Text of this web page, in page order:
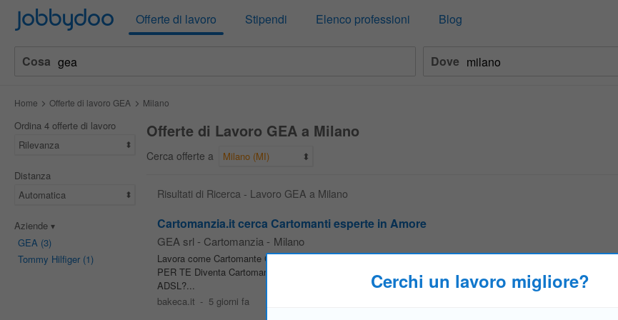
Jobbydoo Offerte di lavoro Stipendi Elenco professioni Blog
Cosa Dove
Home Offerte di lavoro GEA Milano
Ordina 4 offerte di lavoro
Rilevanza
Distanza
Automatica
Aziende
GEA(3)
Tommy Hilfiger(1)
Offerte di Lavoro GEA a Milano
Cerca offerte a Milano (MI)
Risultati di Ricerca - Lavoro GEA a Milano
Cartomanzia.it cerca Cartomanti esperte in Amore
GEA srl - Cartomanzia - Milano
Lavora come Cartomante Cartomanzia.it cerca Cartomanti esperte in Amore Vuoi lavorare da casa? ABBIAMO
PER TE Diventa Cartomante di Cartomanzia.it e Guadagna! Hai esperienza nel settore della Cartomanzia? Hai
ADSL?...
bakeca.it - 5 giorni fa
Cerchi un lavoro migliore?